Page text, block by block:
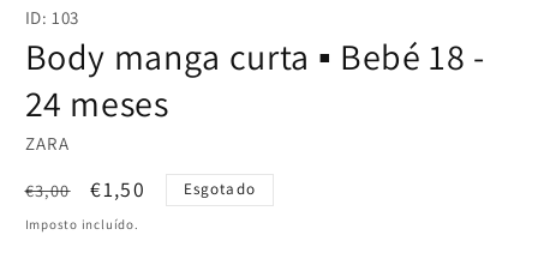
multimédia
em
modal
ID: 103
Body manga curta ▪️ Bebé 18 -
24 meses
ZARA
Preço
normal
€3,00
Preço
de
€1,50 Esgotado
Imposto incluído.